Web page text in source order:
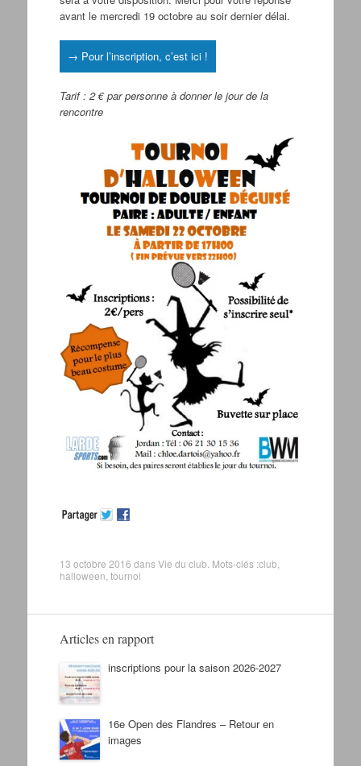
avant le mercredi 19 octobre au soir dernier délai.
→ Pour l’inscription, c’est ici !
Tarif : 2 € par personne à donner le jour de la
rencontre
13 octobre 2016 dansVie du club . Mots-clés :club
halloween tournoi
Articles en rapport
inscriptions pour la saison 2026-2027
16e Open des Flandres – Retour en
images